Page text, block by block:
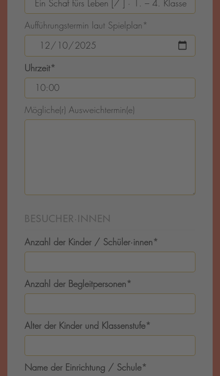
Aufführungstermin laut Spielplan*
Uhrzeit*
Mögliche(r) Ausweichtermin(e)
BESUCHER·INNEN
Anzahl der Kinder / Schüler·innen*
Anzahl der Begleitpersonen*
Alter der Kinder und Klassenstufe*
Name der Einrichtung / Schule*